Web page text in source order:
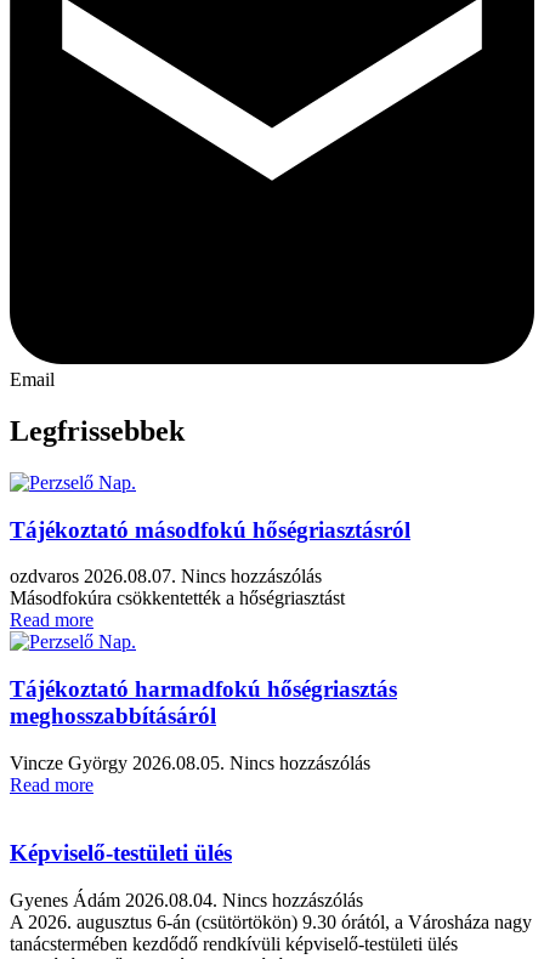
Email
Legfrissebbek
Tájékoztató másodfokú hőségriasztásról
ozdvaros 2026.08.07. Nincs hozzászólás
Másodfokúra csökkentették a hőségriasztást
Read more
Tájékoztató harmadfokú hőségriasztás
meghosszabbításáról
Vincze György 2026.08.05. Nincs hozzászólás
Read more
Képviselő-testületi ülés
Gyenes Ádám 2026.08.04. Nincs hozzászólás
A 2026. augusztus 6-án (csütörtökön) 9.30 órától, a Városháza nagy
tanácstermében kezdődő rendkívüli képviselő-testületi ülés